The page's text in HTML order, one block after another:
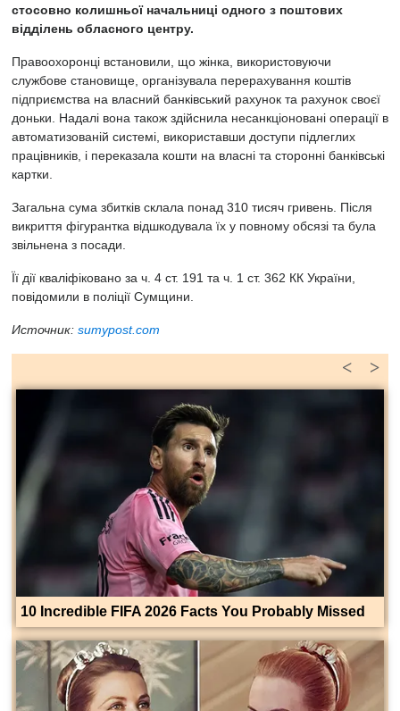
стосовно колишньої начальниці одного з поштових
відділень обласного центру.
Правоохоронці встановили, що жінка, використовуючи
службове становище, організувала перерахування коштів
підприємства на власний банківський рахунок та рахунок своєї
доньки. Надалі вона також здійснила несанкціоновані операції в
автоматизованій системі, використавши доступи підлеглих
працівників, і переказала кошти на власні та сторонні банківські
картки.
Загальна сума збитків склала понад 310 тисяч гривень. Після
викриття фігурантка відшкодувала їх у повному обсязі та була
звільнена з посади.
Її дії кваліфіковано за ч. 4 ст. 191 та ч. 1 ст. 362 КК України,
повідомили в поліції Сумщини.
Источник: sumypost.com
>
<
10 Incredible FIFA 2026 Facts You Probably Missed